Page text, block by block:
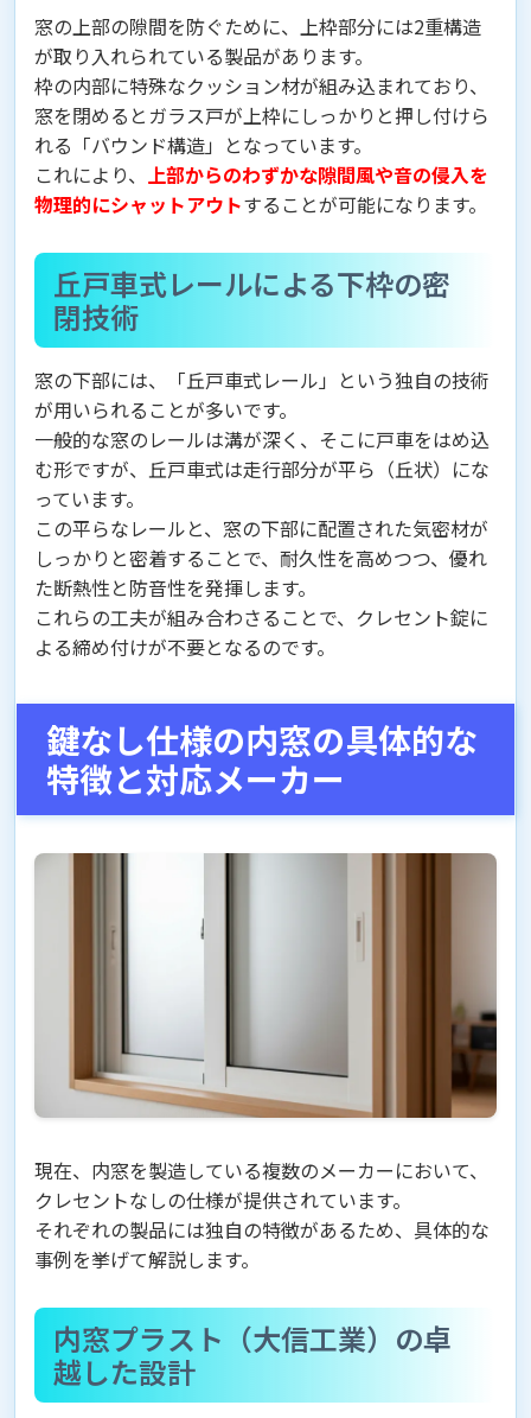
窓の上部の隙間を防ぐために、上枠部分には2重構造
が取り入れられている製品があります。
枠の内部に特殊なクッション材が組み込まれており、
窓を閉めるとガラス戸が上枠にしっかりと押し付けら
れる「バウンド構造」となっています。
これにより、 上部からのわずかな隙間風や音の侵入を
物理的にシャットアウトすることが可能になります。
丘戸車式レールによる下枠の密
閉技術
窓の下部には、「丘戸車式レール」という独自の技術
が用いられることが多いです。
一般的な窓のレールは溝が深く、そこに戸車をはめ込
む形ですが、丘戸車式は走行部分が平ら（丘状）にな
っています。
この平らなレールと、窓の下部に配置された気密材が
しっかりと密着することで、耐久性を高めつつ、優れ
た断熱性と防音性を発揮します。
これらの工夫が組み合わさることで、クレセント錠に
よる締め付けが不要となるのです。
鍵なし仕様の内窓の具体的な
特徴と対応メーカー
現在、内窓を製造している複数のメーカーにおいて、
クレセントなしの仕様が提供されています。
それぞれの製品には独自の特徴があるため、具体的な
事例を挙げて解説します。
内窓プラスト（大信工業）の卓
越した設計